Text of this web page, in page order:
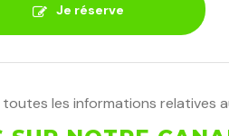
Je réserve
les informations relatives